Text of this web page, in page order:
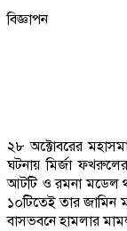
বিজ্ঞাপন
২৮ অক্টোবরের
ঘটনায় মির্জা
আটটি ও রমনা মডেল
১০টিতেই তার জামিন
বাসভবনে হামলার